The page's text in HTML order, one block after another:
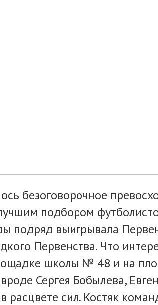
безоговорочное
подбором
выигрывала
Первенства. Что
школы № 48 и на
Сергея Бобылева,
сил. Костяк